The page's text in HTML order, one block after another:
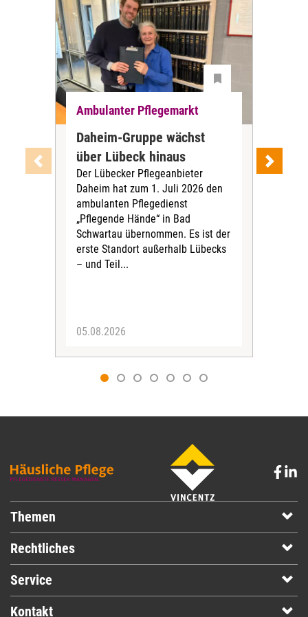
Ambulanter Pflegemarkt
Daheim-Gruppe wächst
über Lübeck hinaus
Der Lübecker Pflegeanbieter
Daheim hat zum 1. Juli 2026 den
ambulanten Pflegedienst
„Pflegende Hände“ in Bad
Schwartau übernommen. Es ist der
erste Standort außerhalb Lübecks
– und Teil...
05.08.2026
Themen
Rechtliches
Service
Kontakt